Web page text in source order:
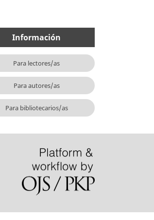
Información
Para lectores/as
Para autores/as
Para bibliotecarios/as